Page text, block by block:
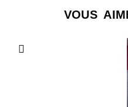
VOUS